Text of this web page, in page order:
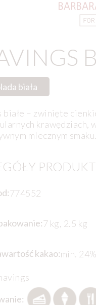
biała
białe – zwinięte
krawędziach,
mlecznym
774552
7 kg, 2.5 kg
kakao:min. 24%